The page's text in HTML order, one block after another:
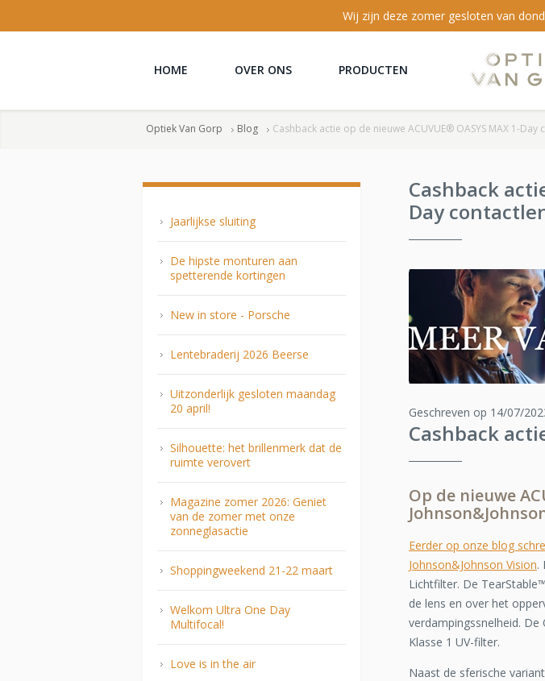
Wij zijn deze zomer gesloten van
HOME OVER ONS PRODUCTEN
Optiek Van Gorp Blog Cashback actie op de nieuwe ACUVUE® OASYS MAX 1-
Cashback
Day
Geschreven op 14/07/
Cashback
Op de nieuwe
Eerder op onze blog
Johnson&Johnson Vision.
Lichtfilter. De
de lens en over het
verdampingssnelheid.
Klasse 1 UV-filter.
Naast de sferische
Jaarlijkse sluiting
De hipste monturen aan
spetterende kortingen
New in store - Porsche
Lentebraderij 2026 Beerse
Uitzonderlijk gesloten maandag
20 april!
Silhouette: het brillenmerk dat de
ruimte verovert
Magazine zomer 2026: Geniet
van de zomer met onze
zonneglasactie
Shoppingweekend 21-22 maart
Welkom Ultra One Day
Multifocal!
Love is in the air